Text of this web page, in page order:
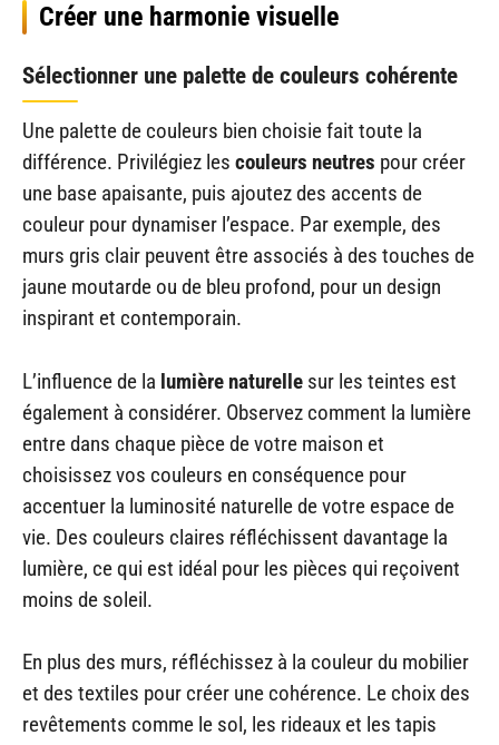
Créer une harmonie visuelle
Sélectionner une palette de couleurs cohérente
Une palette de couleurs bien choisie fait toute la
différence. Privilégiez les couleurs neutres pour créer
une base apaisante, puis ajoutez des accents de
couleur pour dynamiser l’espace. Par exemple, des
murs gris clair peuvent être associés à des touches de
jaune moutarde ou de bleu profond, pour un design
inspirant et contemporain.
L’influence de la lumière naturelle sur les teintes est
également à considérer. Observez comment la lumière
entre dans chaque pièce de votre maison et
choisissez vos couleurs en conséquence pour
accentuer la luminosité naturelle de votre espace de
vie. Des couleurs claires réfléchissent davantage la
lumière, ce qui est idéal pour les pièces qui reçoivent
moins de soleil.
En plus des murs, réfléchissez à la couleur du mobilier
et des textiles pour créer une cohérence. Le choix des
revêtements comme le sol, les rideaux et les tapis